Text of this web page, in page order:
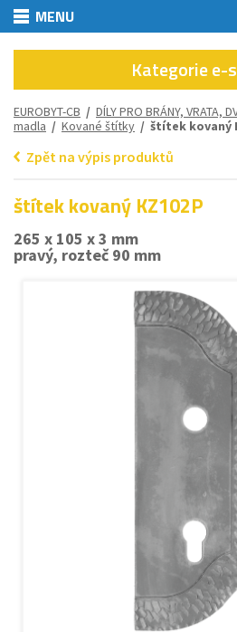
MENU
Kategorie e-
EUROBYT-CB / DÍLY PRO BRÁNY, VRATA,
madla / Kované štítky / štítek kovaný
Zpět na výpis produktů
štítek kovaný KZ102P
265 x 105 x 3 mm
pravý, rozteč 90 mm